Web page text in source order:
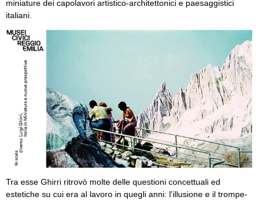
miniature dei capolavori artistico-architettonici e paesaggistici
italiani.
Tra esse Ghirri ritrovò molte delle questioni concettuali ed
estetiche su cui era al lavoro in quegli anni: l'illusione e il trompe-